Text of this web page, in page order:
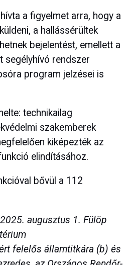
a figyelmet arra, hogy a
a hallássérültek
bejelentést, emellett a
segélyhívó rendszer
program jelzései is
technikailag
szakemberek
kiképezték az
elindításához.
augusztus 1. Fülöp
felelős államtitkára (b) és